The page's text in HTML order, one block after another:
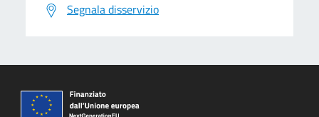
Segnala disservizio